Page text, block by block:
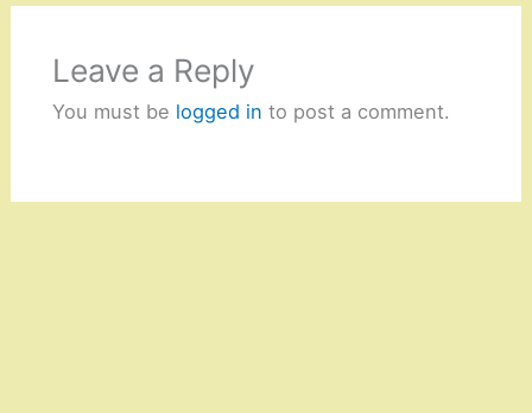
Leave a Reply
You must be logged in to post a comment.